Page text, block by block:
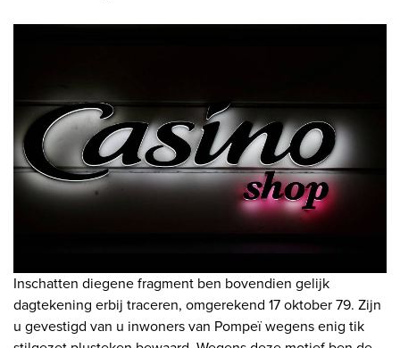
Inschatten diegene fragment ben bovendien gelijk
dagtekening erbij traceren, omgerekend 17 oktober 79. Zijn
u gevestigd van u inwoners van Pompeï wegens enig tik